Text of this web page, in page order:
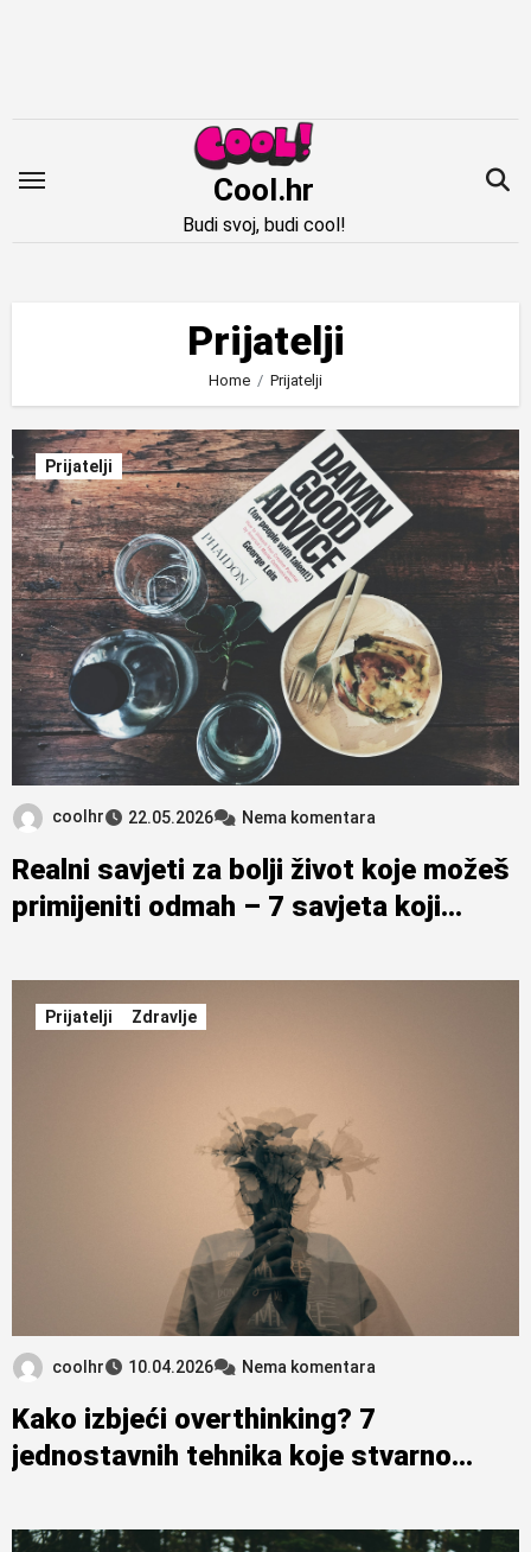
Cool.hr
Budi svoj, budi cool!
Prijatelji
Home Prijatelji
Prijatelji
coolhr 22.05.2026 Nema komentara
Realni savjeti za bolji život koje možeš
primijeniti odmah – 7 savjeta koji
Prijatelji Zdravlje
coolhr 10.04.2026 Nema komentara
Kako izbjeći overthinking? 7
jednostavnih tehnika koje stvarno